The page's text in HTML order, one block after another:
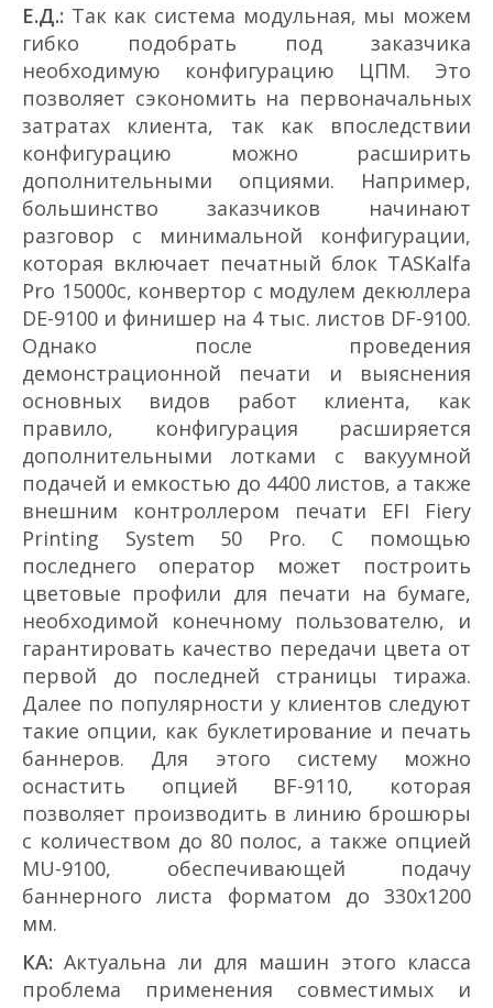
Е.Д.: Так как система модульная, мы можем
гибко подобрать под заказчика
необходимую конфигурацию ЦПМ. Это
позволяет сэкономить на первоначальных
затратах клиента, так как впоследствии
конфигурацию можно расширить
дополнительными опциями. Например,
большинство заказчиков начинают
разговор с минимальной конфигурации,
которая включает печатный блок TASKalfa
Pro 15000c, конвертор с модулем декюллера
DE-9100 и финишер на 4 тыс. листов DF-9100.
Однако после проведения
демонстрационной печати и выяснения
основных видов работ клиента, как
правило, конфигурация расширяется
дополнительными лотками с вакуумной
подачей и емкостью до 4400 листов, а также
внешним контроллером печати EFI Fiery
Printing System 50 Pro. С помощью
последнего оператор может построить
цветовые профили для печати на бумаге,
необходимой конечному пользователю, и
гарантировать качество передачи цвета от
первой до последней страницы тиража.
Далее по популярности у клиентов следуют
такие опции, как буклетирование и печать
баннеров. Для этого систему можно
оснастить опцией BF-9110, которая
позволяет производить в линию брошюры
с количеством до 80 полос, а также опцией
MU-9100, обеспечивающей подачу
баннерного листа форматом до 330х1200
мм.
КА:Актуальна ли для машин этого класса
проблема применения совместимых и